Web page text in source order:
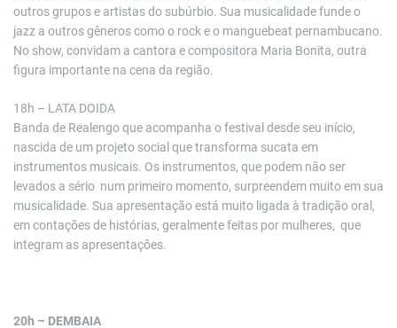
outros grupos e artistas do subúrbio. Sua musicalidade funde o
jazz a outros gêneros como o rock e o manguebeat pernambucano.
No show, convidam a cantora e compositora Maria Bonita, outra
figura importante na cena da região.
18h – LATA DOIDA
Banda de Realengo que acompanha o festival desde seu início,
nascida de um projeto social que transforma sucata em
instrumentos musicais. Os instrumentos, que podem não ser
levados a sério num primeiro momento, surpreendem muito em sua
musicalidade. Sua apresentação está muito ligada à tradição oral,
em contações de histórias, geralmente feitas por mulheres, que
integram as apresentações.
20h – DEMBAIA